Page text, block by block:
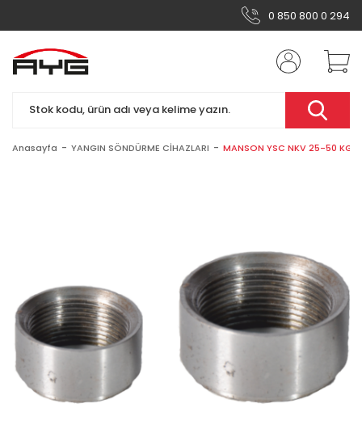
0 850 800 0 294
Anasayfa YANGIN SÖNDÜRME CİHAZLARI MANSON YSC NKV 25-50 KG